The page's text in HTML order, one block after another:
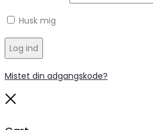
Husk mig
Log ind
Mistet din adgangskode?